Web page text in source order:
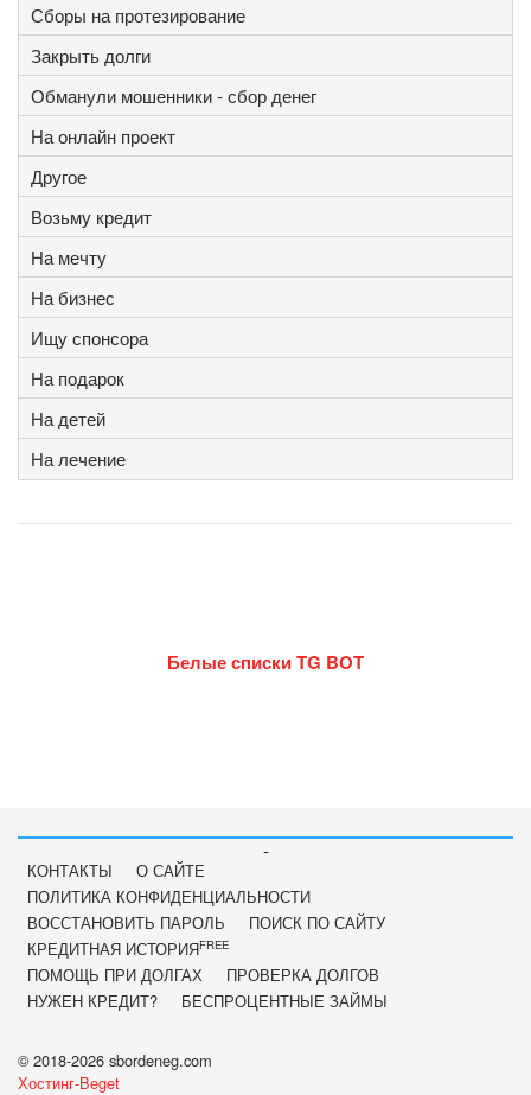
Сборы на протезирование
Закрыть долги
Обманули мошенники - сбор денег
На онлайн проект
Другое
Возьму кредит
На мечту
На бизнес
Ищу спонсора
На подарок
На детей
На лечение
Белые списки TG BOT
-
КОНТАКТЫ
О САЙТЕ
ПОЛИТИКА КОНФИДЕНЦИАЛЬНОСТИ
ВОССТАНОВИТЬ ПАРОЛЬ
ПОИСК ПО САЙТУ
КРЕДИТНАЯ ИСТОРИЯFREE
ПОМОЩЬ ПРИ ДОЛГАХ
ПРОВЕРКА ДОЛГОВ
НУЖЕН КРЕДИТ?
БЕСПРОЦЕНТНЫЕ ЗАЙМЫ
© 2018-2026 sbordeneg.com
Хостинг-Beget